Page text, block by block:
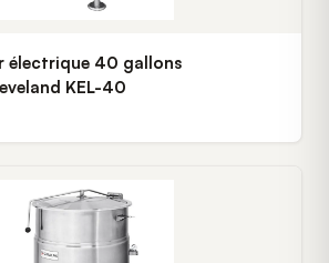
électrique 40 gallons
KEL-40